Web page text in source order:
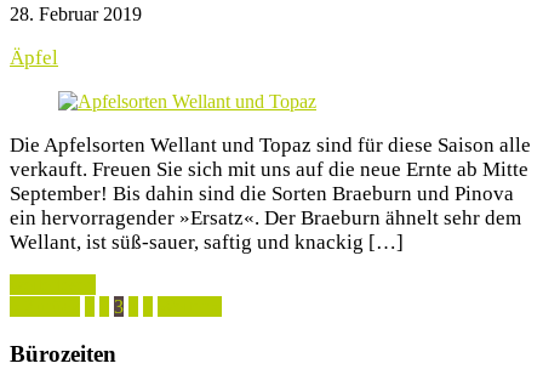
28. Februar 2019
Äpfel
Die Apfelsorten Wellant und Topaz sind für diese Saison alle
verkauft. Freuen Sie sich mit uns auf die neue Ernte ab Mitte
September! Bis dahin sind die Sorten Braeburn und Pinova
ein hervorragender »Ersatz«. Der Braeburn ähnelt sehr dem
Wellant, ist süß-sauer, saftig und knackig […]
3
Bürozeiten